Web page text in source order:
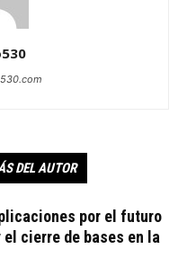
DEL AUTOR
por el futuro
el cierre de bases en la